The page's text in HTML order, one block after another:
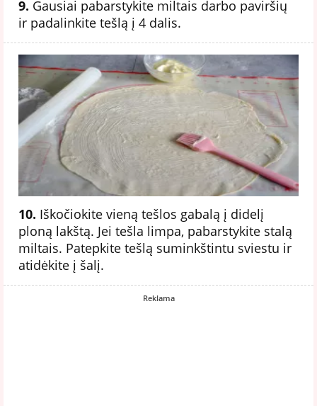
9. Gausiai pabarstykite miltais darbo paviršių
ir padalinkite tešlą į 4 dalis.
10. Iškočiokite vieną tešlos gabalą į didelį
ploną lakštą. Jei tešla limpa, pabarstykite stalą
miltais. Patepkite tešlą suminkštintu sviestu ir
atidėkite į šalį.
Reklama